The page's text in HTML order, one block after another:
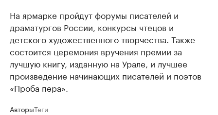
На ярмарке пройдут форумы писателей и
драматургов России, конкурсы чтецов и
детского художественного творчества. Также
состоится церемония вручения премии за
лучшую книгу, изданную на Урале, и лучшее
произведение начинающих писателей и поэтов
«Проба пера».
АвторыТеги